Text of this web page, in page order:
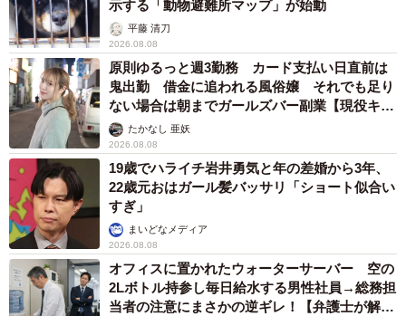
示する「動物避難所マップ」が始動
平藤 清刀
2026.08.08
原則ゆるっと週3勤務 カード支払い日直前は
鬼出勤 借金に追われる風俗嬢 それでも足り
ない場合は朝までガールズバー副業【現役キャ
ストに取材】
たかなし 亜妖
2026.08.08
19歳でハライチ岩井勇気と年の差婚から3年、
22歳元おはガール髪バッサリ「ショート似合い
すぎ」
まいどなメディア
2026.08.08
オフィスに置かれたウォーターサーバー 空の
2Lボトル持参し毎日給水する男性社員→総務担
当者の注意にまさかの逆ギレ！【弁護士が解